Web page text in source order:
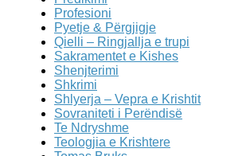
Profesioni
Pyetje & Përgjigje
Qielli – Ringjallja e trupi
Sakramentet e Kishes
Shenjterimi
Shkrimi
Shlyerja – Vepra e Krishtit
Sovraniteti i Perëndisë
Te Ndryshme
Teologjia e Krishtere